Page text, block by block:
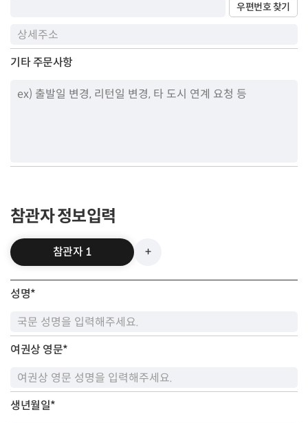
우편번호 찾기
기타 주문사항
참관자 정보입력
참관자 1 +
성명*
여권상 영문*
생년월일*